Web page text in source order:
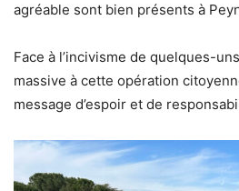
agréable sont bien présents à
Face à l’incivisme de quelques-
massive à cette opération
message d’espoir et de